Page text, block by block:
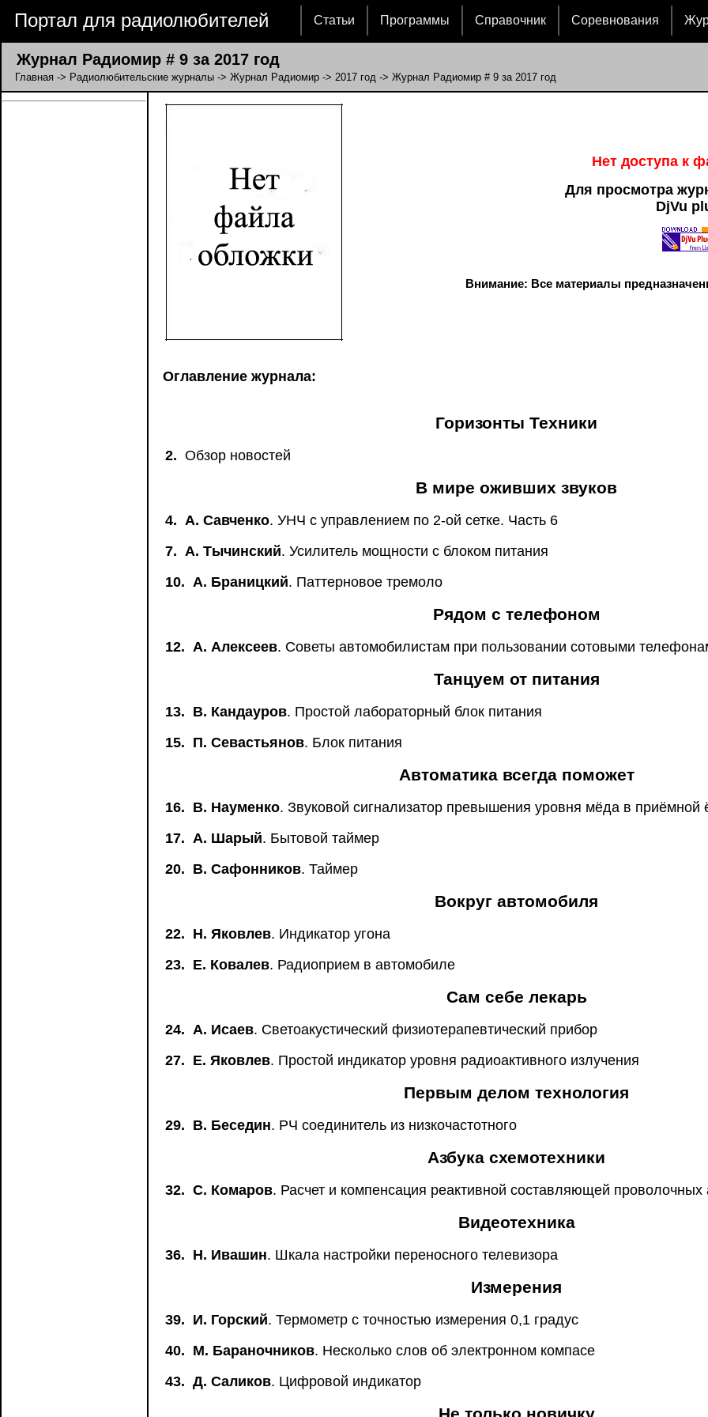
Портал для радиолюбителей Статьи Программы Справочник Соревнования
Журнал Радиомир # 9 за 2017 год
Главная -> Радиолюбительские журналы -> Журнал Радиомир -> 2017 год -> Журнал Радиомир # 9 за 2017 год
Нет доступа к
Для просмотра
DjVu
Внимание: Все материалы
Оглавление журнала:
Горизонты Техники
2. Обзор новостей
В мире оживших звуков
4. А. Савченко. УНЧ с управлением по 2-ой сетке. Часть 6
7. А. Тычинский. Усилитель мощности с блоком питания
10. А. Браницкий. Паттерновое тремоло
Рядом с телефоном
12. А. Алексеев. Советы автомобилистам при пользовании сотовыми
Танцуем от питания
13. В. Кандауров. Простой лабораторный блок питания
15. П. Севастьянов. Блок питания
Автоматика всегда поможет
16. В. Науменко. Звуковой сигнализатор превышения уровня мёда в приёмной
17. А. Шарый. Бытовой таймер
20. В. Сафонников. Таймер
Вокруг автомобиля
22. Н. Яковлев. Индикатор угона
23. Е. Ковалев. Радиоприем в автомобиле
Сам себе лекарь
24. А. Исаев. Светоакустический физиотерапевтический прибор
27. Е. Яковлев. Простой индикатор уровня радиоактивного излучения
Первым делом технология
29. В. Беседин. РЧ соединитель из низкочастотного
Азбука схемотехники
32. С. Комаров. Расчет и компенсация реактивной составляющей
Видеотехника
36. Н. Ивашин. Шкала настройки переносного телевизора
Измерения
39. И. Горский. Термометр с точностью измерения 0,1 градус
40. М. Бараночников. Несколько слов об электронном компасе
43. Д. Саликов. Цифровой индикатор